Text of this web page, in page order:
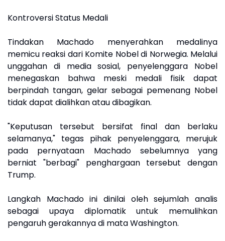
Kontroversi Status Medali
Tindakan Machado menyerahkan medalinya
memicu reaksi dari Komite Nobel di Norwegia. Melalui
unggahan di media sosial, penyelenggara Nobel
menegaskan bahwa meski medali fisik dapat
berpindah tangan, gelar sebagai pemenang Nobel
tidak dapat dialihkan atau dibagikan.
"Keputusan tersebut bersifat final dan berlaku
selamanya," tegas pihak penyelenggara, merujuk
pada pernyataan Machado sebelumnya yang
berniat "berbagi" penghargaan tersebut dengan
Trump.
Langkah Machado ini dinilai oleh sejumlah analis
sebagai upaya diplomatik untuk memulihkan
pengaruh gerakannya di mata Washington.